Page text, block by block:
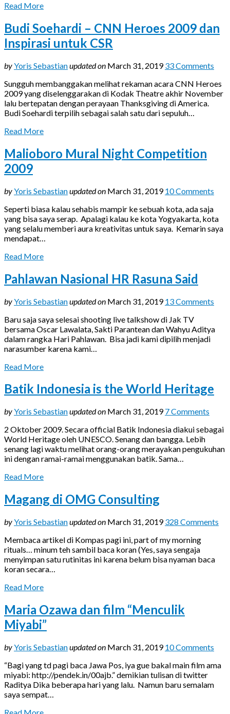
Read More
Budi Soehardi – CNN Heroes 2009 dan
Inspirasi untuk CSR
byYoris Sebastianupdated on March 31, 2019 33 Comments
Sungguh membanggakan melihat rekaman acara CNN Heroes
2009 yang diselenggarakan di Kodak Theatre akhir November
lalu bertepatan dengan perayaan Thanksgiving di America.
Budi Soehardi terpilih sebagai salah satu dari sepuluh…
Read More
Malioboro Mural Night Competition
2009
byYoris Sebastianupdated on March 31, 2019 10 Comments
Seperti biasa kalau sehabis mampir ke sebuah kota, ada saja
yang bisa saya serap. Apalagi kalau ke kota Yogyakarta, kota
yang selalu memberi aura kreativitas untuk saya. Kemarin saya
mendapat…
Read More
Pahlawan Nasional HR Rasuna Said
byYoris Sebastianupdated on March 31, 2019 13 Comments
Baru saja saya selesai shooting live talkshow di Jak TV
bersama Oscar Lawalata, Sakti Parantean dan Wahyu Aditya
dalam rangka Hari Pahlawan. Bisa jadi kami dipilih menjadi
narasumber karena kami…
Read More
Batik Indonesia is the World Heritage
byYoris Sebastianupdated on March 31, 2019 7 Comments
2 Oktober 2009. Secara official Batik Indonesia diakui sebagai
World Heritage oleh UNESCO. Senang dan bangga. Lebih
senang lagi waktu melihat orang-orang merayakan pengukuhan
ini dengan ramai-ramai menggunakan batik. Sama…
Read More
Magang di OMG Consulting
byYoris Sebastianupdated on March 31, 2019 328 Comments
Membaca artikel di Kompas pagi ini, part of my morning
rituals… minum teh sambil baca koran (Yes, saya sengaja
menyimpan satu rutinitas ini karena belum bisa nyaman baca
koran secara…
Read More
Maria Ozawa dan film “Menculik
Miyabi”
byYoris Sebastianupdated on March 31, 2019 10 Comments
“Bagi yang td pagi baca Jawa Pos, iya gue bakal main film ama
miyabi: http://pendek.in/00ajb.” demikian tulisan di twitter
Raditya Dika beberapa hari yang lalu. Namun baru semalam
saya sempat…